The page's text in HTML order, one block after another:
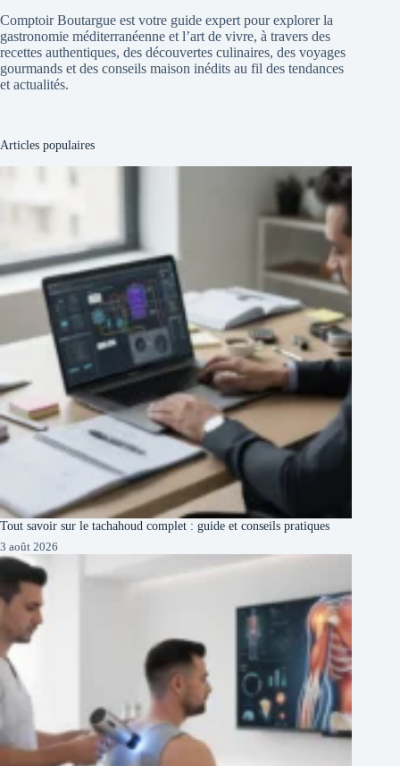
Comptoir Boutargue est votre guide expert pour explorer la
gastronomie méditerranéenne et l’art de vivre, à travers des
recettes authentiques, des découvertes culinaires, des voyages
gourmands et des conseils maison inédits au fil des tendances
et actualités.
Articles populaires
Tout savoir sur le tachahoud complet : guide et conseils pratiques
3 août 2026